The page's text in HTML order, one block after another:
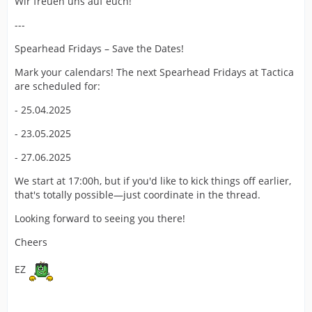
---
Spearhead Fridays – Save the Dates!
Mark your calendars! The next Spearhead Fridays at Tactica
are scheduled for:
- 25.04.2025
- 23.05.2025
- 27.06.2025
We start at 17:00h, but if you'd like to kick things off earlier,
that's totally possible—just coordinate in the thread.
Looking forward to seeing you there!
Cheers
EZ